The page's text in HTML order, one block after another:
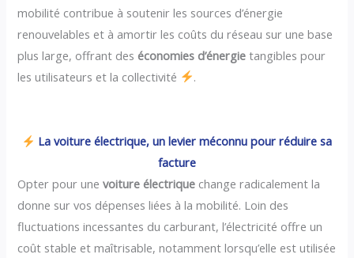
mobilité contribue à soutenir les sources d’énergie
renouvelables et à amortir les coûts du réseau sur une base
plus large, offrant des économies d’énergie tangibles pour
les utilisateurs et la collectivité
.
La voiture électrique, un levier méconnu pour réduire sa
facture
Opter pour unevoiture électrique change radicalement la
donne sur vos dépenses liées à la mobilité. Loin des
fluctuations incessantes du carburant, l’électricité offre un
coût stable et maîtrisable, notamment lorsqu’elle est utilisée